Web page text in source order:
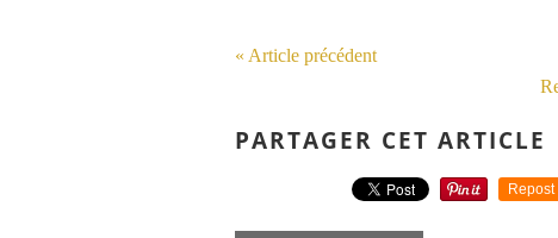
« Article précédent
PARTAGER CET ARTICLE
Repost